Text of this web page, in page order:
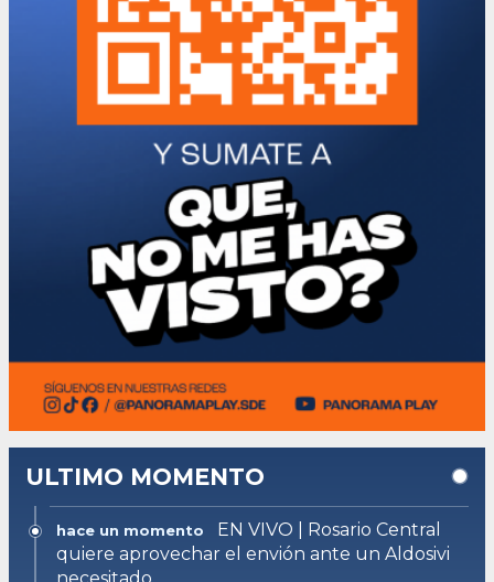
ULTIMO MOMENTO
hace un momento
EN VIVO | Rosario Central
quiere aprovechar el envión ante un Aldosivi